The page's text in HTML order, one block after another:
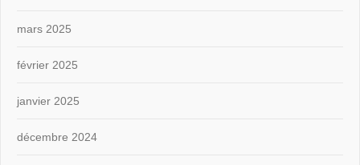
mars 2025
février 2025
janvier 2025
décembre 2024